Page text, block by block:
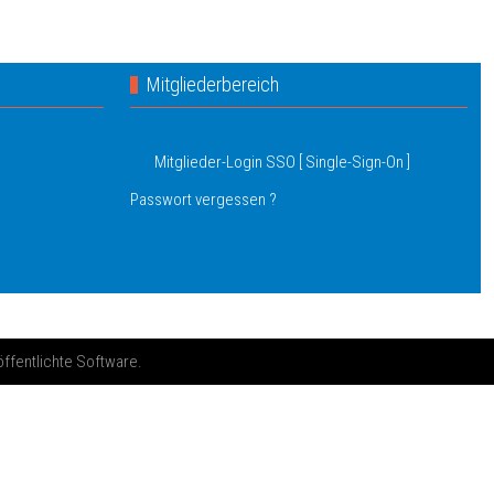
Mitgliederbereich
Mitglieder-Login SSO [ Single-Sign-On ]
Passwort vergessen ?
Software.